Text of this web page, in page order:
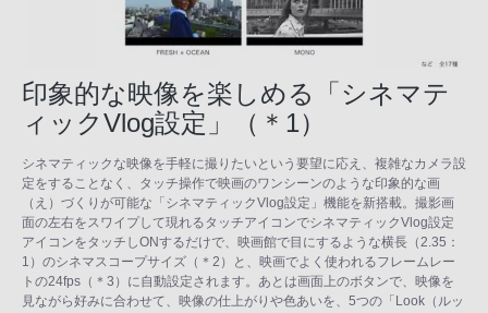
印象的な映像を楽しめる「シネマテ
ィックVlog設定」（＊1）
シネマティックな映像を手軽に撮りたいという要望に応え、複雑なカメラ設
定をすることなく、タッチ操作で映画のワンシーンのような印象的な画
（え）づくりが可能な「シネマティックVlog設定」機能を新搭載。撮影画
面の左右をスワイプして現れるタッチアイコンでシネマティックVlog設定
アイコンをタッチしONするだけで、映画館で目にするような横長（2.35：
1）のシネマスコープサイズ（＊2）と、映画でよく使われるフレームレー
トの24fps（＊3）に自動設定されます。あとは画面上のボタンで、映像を
見ながら好みに合わせて、映像の仕上がりや色あいを、5つの「Look（ルッ